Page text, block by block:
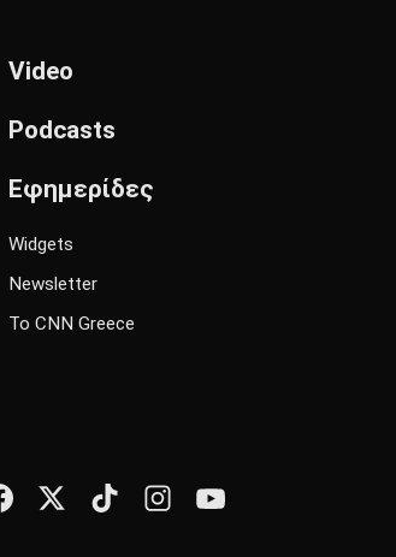
Video
Podcasts
Εφημερίδες
Widgets
Newsletter
Το CNN Greece